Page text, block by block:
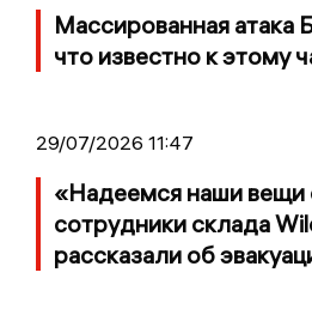
Массированная атака
что известно к этому
29/07/2026 11:47
«Надеемся наши вещи
сотрудники склада
рассказали об